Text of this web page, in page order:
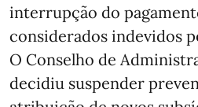
interrupção do
considerados indevidos
O Conselho de
decidiu suspender